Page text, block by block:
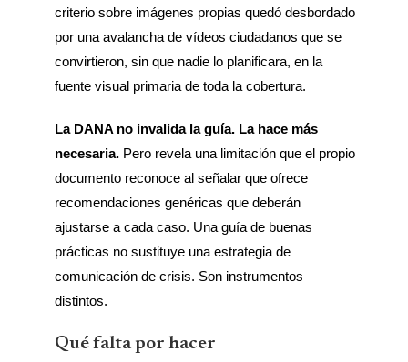
criterio sobre imágenes propias quedó desbordado
por una avalancha de vídeos ciudadanos que se
convirtieron, sin que nadie lo planificara, en la
fuente visual primaria de toda la cobertura.
La DANA no invalida la guía. La hace más
necesaria.Pero revela una limitación que el propio
documento reconoce al señalar que ofrece
recomendaciones genéricas que deberán
ajustarse a cada caso. Una guía de buenas
prácticas no sustituye una estrategia de
comunicación de crisis. Son instrumentos
distintos.
Qué falta por hacer